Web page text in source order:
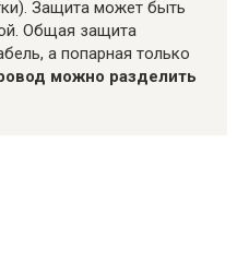
Защита может быть
Общая защита
а попарная только
можно разделить